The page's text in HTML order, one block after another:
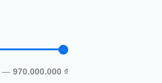
— 970.000.000 ₫